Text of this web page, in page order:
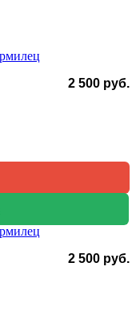
2 500 руб.
2 500 руб.